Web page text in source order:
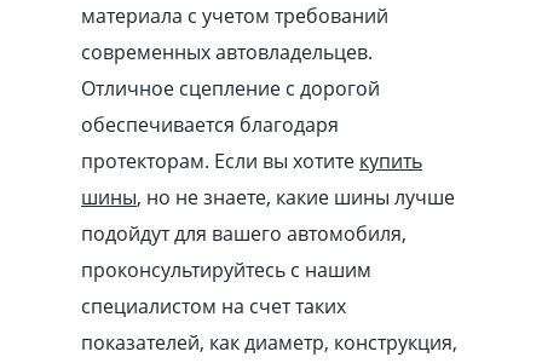
материала с учетом требований
современных автовладельцев.
Отличное сцепление с дорогой
обеспечивается благодаря
протекторам. Если вы хотите купить
шины, но не знаете, какие шины лучше
подойдут для вашего автомобиля,
проконсультируйтесь с нашим
специалистом на счет таких
показателей, как диаметр, конструкция,